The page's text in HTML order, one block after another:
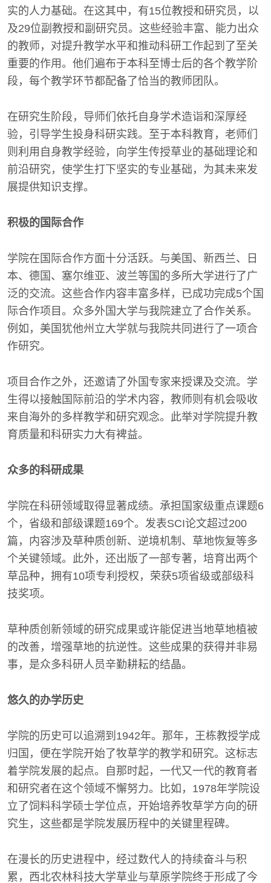
实的人力基础。在这其中，有15位教授和研究员，以
及29位副教授和副研究员。这些经验丰富、能力出众
的教师，对提升教学水平和推动科研工作起到了至关
重要的作用。他们遍布于本科至博士后的各个教学阶
段，每个教学环节都配备了恰当的教师团队。
在研究生阶段，导师们依托自身学术造诣和深厚经
验，引导学生投身科研实践。至于本科教育，老师们
则利用自身教学经验，向学生传授草业的基础理论和
前沿研究，使学生打下坚实的专业基础，为其未来发
展提供知识支撑。
积极的国际合作
学院在国际合作方面十分活跃。与美国、新西兰、日
本、德国、塞尔维亚、波兰等国的多所大学进行了广
泛的交流。这些合作内容丰富多样，已成功完成5个国
际合作项目。众多外国大学与我院建立了合作关系。
例如，美国犹他州立大学就与我院共同进行了一项合
作研究。
项目合作之外，还邀请了外国专家来授课及交流。学
生得以接触国际前沿的学术内容，教师则有机会吸收
来自海外的多样教学和研究观念。此举对学院提升教
育质量和科研实力大有裨益。
众多的科研成果
学院在科研领域取得显著成绩。承担国家级重点课题6
个，省级和部级课题169个。发表SCI论文超过200
篇，内容涉及草种质创新、逆境机制、草地恢复等多
个关键领域。此外，还出版了一部专著，培育出两个
草品种，拥有10项专利授权，荣获5项省级或部级科
技奖项。
草种质创新领域的研究成果或许能促进当地草地植被
的改善，增强草地的抗逆性。这些成果的获得并非易
事，是众多科研人员辛勤耕耘的结晶。
悠久的办学历史
学院的历史可以追溯到1942年。那年，王栋教授学成
归国，便在学院开始了牧草学的教学和研究。这标志
着学院发展的起点。自那时起，一代又一代的教育者
和研究者在这个领域不懈努力。比如，1978年学院设
立了饲料科学硕士学位点，开始培养牧草学方向的研
究生，这些都是学院发展历程中的关键里程碑。
在漫长的历史进程中，经过数代人的持续奋斗与积
累，西北农林科技大学草业与草原学院终于形成了今